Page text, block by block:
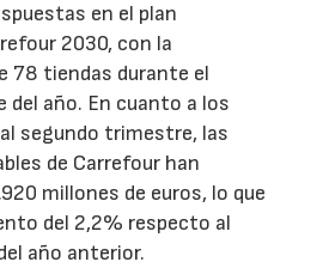
en el plan
2030, con la
78 tiendas durante el
del año. En cuanto a los
segundo trimestre, las
de Carrefour han
millones de euros, lo que
del 2,2% respecto al
año anterior.